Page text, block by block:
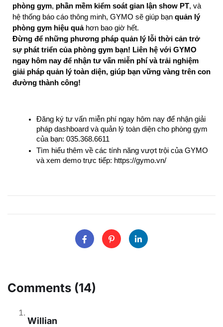
phòng gym, phần mềm kiểm soát gian lận show PT, và
hệ thống báo cáo thông minh, GYMO sẽ giúp bạn quản lý
phòng gym hiệu quả hơn bao giờ hết.
Đừng để những phương pháp quản lý lỗi thời cản trở
sự phát triển của phòng gym bạn! Liên hệ với GYMO
ngay hôm nay để nhận tư vấn miễn phí và trải nghiệm
giải pháp quản lý toàn diện, giúp bạn vững vàng trên con
đường thành công!
Đăng ký tư vấn miễn phí ngay hôm nay để nhận giải
pháp dashboard và quản lý toàn diện cho phòng gym
của bạn: 035.368.6611
Tìm hiểu thêm về các tính năng vượt trội của GYMO
và xem demo trực tiếp: https://gymo.vn/
Comments (14)
Willian